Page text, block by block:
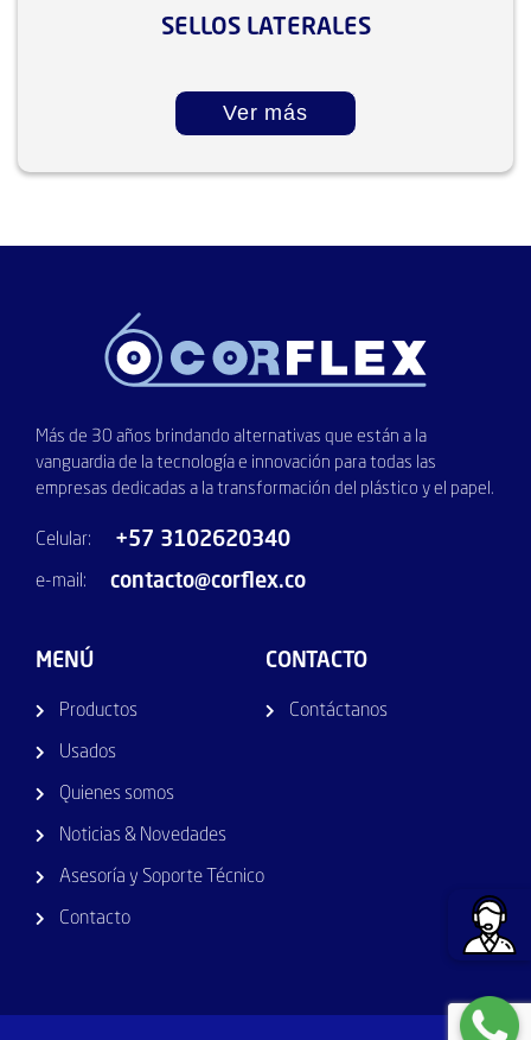
SELLOS LATERALES
Ver más
Más de 30 años brindando alternativas que están a la
vanguardia de la tecnología e innovación para todas las
empresas dedicadas a la transformación del plástico y el papel.
Celular: +57 3102620340
e-mail: contacto@corflex.co
MENÚ
Productos
Usados
Quienes somos
Noticias & Novedades
Asesoría y Soporte Técnico
Contacto
CONTACTO
Contáctanos